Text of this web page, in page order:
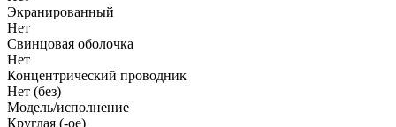
Экранированный
Нет
Свинцовая оболочка
Нет
Концентрический проводник
Нет (без)
Модель/исполнение
Круглая (-ое)